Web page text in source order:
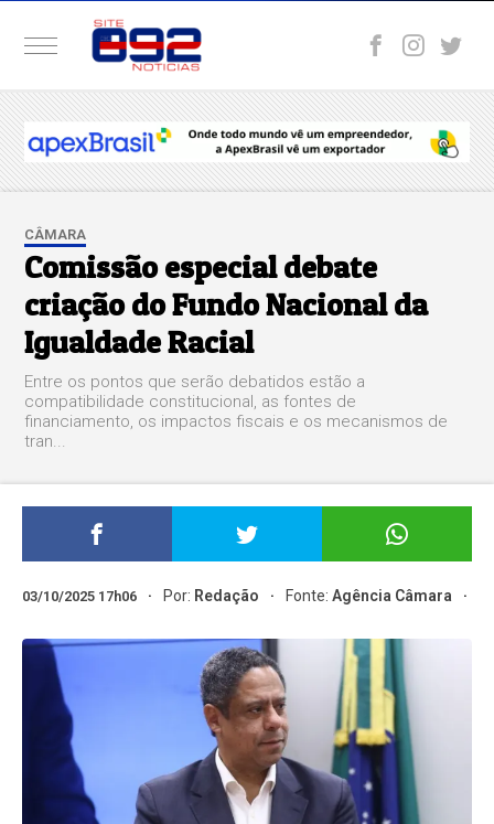
CÂMARA
Comissão especial debate
criação do Fundo Nacional da
Igualdade Racial
Entre os pontos que serão debatidos estão a
compatibilidade constitucional, as fontes de
financiamento, os impactos fiscais e os mecanismos de
tran...
03/10/2025 17h06 Por: Redação Fonte:Agência Câmara